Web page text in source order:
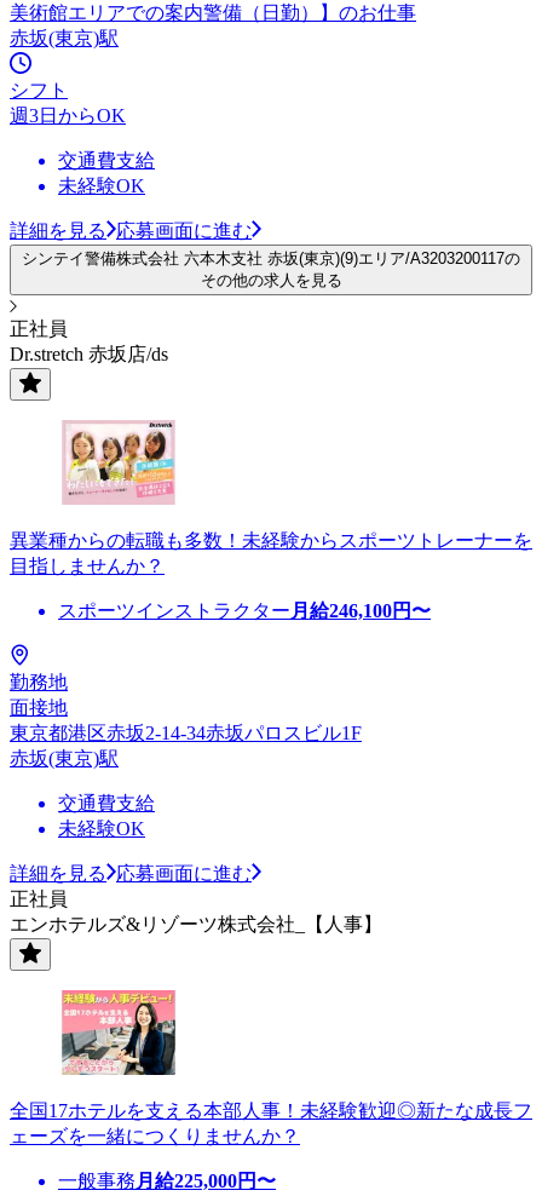
美術館エリアでの案内警備（日勤）】のお仕事
赤坂(東京)駅
シフト
週3日からOK
交通費支給
未経験OK
詳細を見る 応募画面に進む
シンテイ警備株式会社 六本木支社 赤坂(東京)(9)エリア/A3203200117の
その他の求人を見る
正社員
Dr.stretch 赤坂店/ds
異業種からの転職も多数！未経験からスポーツトレーナーを
目指しませんか？
スポーツインストラクター 月給246,100円〜
勤務地
面接地
東京都港区赤坂2-14-34赤坂パロスビル1F
赤坂(東京)駅
交通費支給
未経験OK
詳細を見る
応募画面に進む
正社員
エンホテルズ&リゾーツ株式会社_【人事】
全国17ホテルを支える本部人事！未経験歓迎◎新たな成長フ
ェーズを一緒につくりませんか？
一般事務 月給225,000円〜